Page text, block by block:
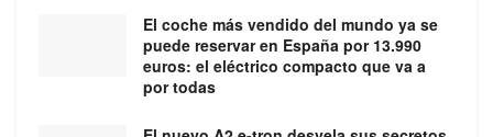
El coche más vendido del mundo ya se
puede reservar en España por 13.990
euros: el eléctrico compacto que va a
por todas